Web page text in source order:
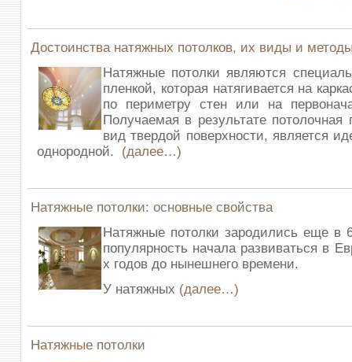
Достоинства натяжных потолков, их виды и
Натяжные потолки являются
пленкой, которая натягивается на
по периметру стен или на
Получаемая в результате потолочная
вид твердой поверхности, является
однородной. (далее…)
Натяжные потолки: основные свойства
Натяжные потолки зародились еще в
популярность начала развиваться в
х годов до нынешнего времени.
У натяжных (далее…)
Натяжные потолки